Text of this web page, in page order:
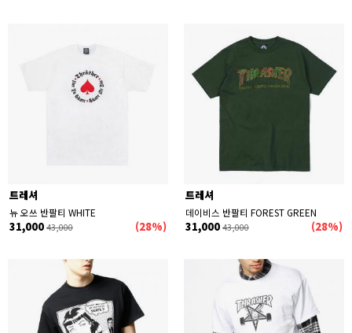
트레셔
뉴 오쓰 반팔티 WHITE
31,000 43,000 (28%)
트레셔
데이비스 반팔티 FOREST GREEN
31,000 43,000 (28%)